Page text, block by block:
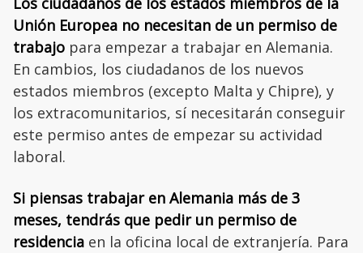
Unión Europea no necesitan de un permiso de
trabajo para empezar a trabajar en Alemania.
En cambios, los ciudadanos de los nuevos
estados miembros (excepto Malta y Chipre), y
los extracomunitarios, sí necesitarán conseguir
este permiso antes de empezar su actividad
laboral.
Si piensas trabajar en Alemania más de 3
meses, tendrás que pedir un permiso de
residencia en la oficina local de extranjería. Para